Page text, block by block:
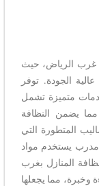
غرب الرياض، حيث
الجودة. توفر
متميزة تشمل
مما يضمن النظافة
المتطورة التي
يستخدم مواد
المنازل بغرب
وخبرة، مما يجعلها